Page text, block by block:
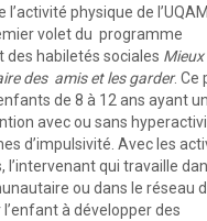
l’activité physique de
volet du programme
des habiletés sociales Mieux
des amis et les garder. Ce
de 8 à 12 ans ayant
avec ou sans
d’impulsivité. Avec les
l’intervenant qui travaille
ou dans le réseau
à développer des